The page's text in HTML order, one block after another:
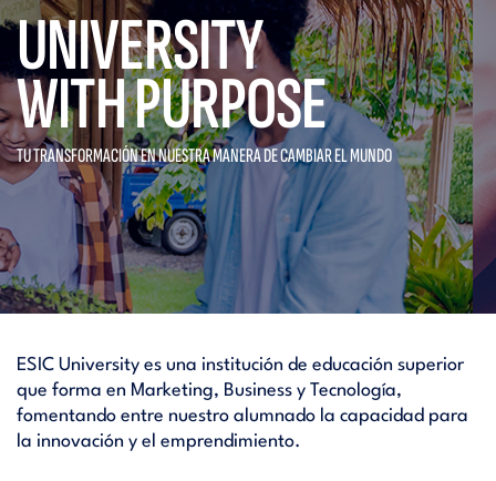
UNIVERSITY
WITH PURPOSE
TU TRANSFORMACIÓN EN NUESTRAMANERA DE CAMBIAR EL MUNDO
ESIC University es una institución de educación superior
que forma en Marketing, Business y Tecnología,
fomentando entre nuestro alumnado la capacidad para
la innovación y el emprendimiento.